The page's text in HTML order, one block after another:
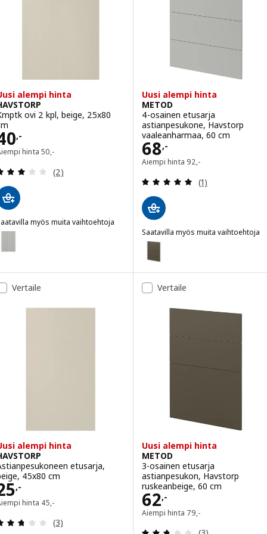
METOD, 2-osainen etusarja astianpesukon, Stensta
alempi hinta
ovi 2 kpl, beige, 25x80
,- 40,-
hinta 50,-
Aiempi hinta 50,-
Arvio: 3 / 5 tähteä. Arvostelut yhteensä:
(2)
myös muita vaihtoehtoja
HAVSTORP, Kmptk ovi 2 kpl, vaaleanharmaa, 25x80 cm
HAVSTORP, Kmptk ovi 2 kpl, ruskeanbeige, 25x80 cm
HAVSTORP, Kmptk ovi 2 kpl, syvänvihreä, 25x80 cm
Uusi alempi hinta
METOD
4-osainen etusarja
astianpesukone, Havstorp
vaaleanharmaa, 60 cm
68,-
Hinta 68,-
Aiempi hinta 92,-
Aiempi hinta 92,-
Arvio: 5 / 5
(1)
Saatavilla myös muita vaihtoehtoja
METOD
Vaihtoehto: METOD, 4-
Vaihtoehto: METOD, 4-
Vaihtoehto: METOD, 4-
Vaihtoehto: METOD, 4-
Vaihtoehto: METOD, 4-
Vaihtoehto: METOD, 4-
Vertaile
alempi hinta
etusarja,
45x80 cm
,- 25,-
hinta 45,-
Aiempi hinta 45,-
Arvio: 2.7 / 5 tähteä. Arvostelut yhteensä:
(3)
Vertaile
Uusi alempi hinta
METOD
3-osainen etusarja
astianpesukon, Havstorp
ruskeanbeige, 60 cm
62,-
Hinta 62,-
Aiempi hinta 79,-
Aiempi hinta 79,-
Arvio: 2.7 / 5